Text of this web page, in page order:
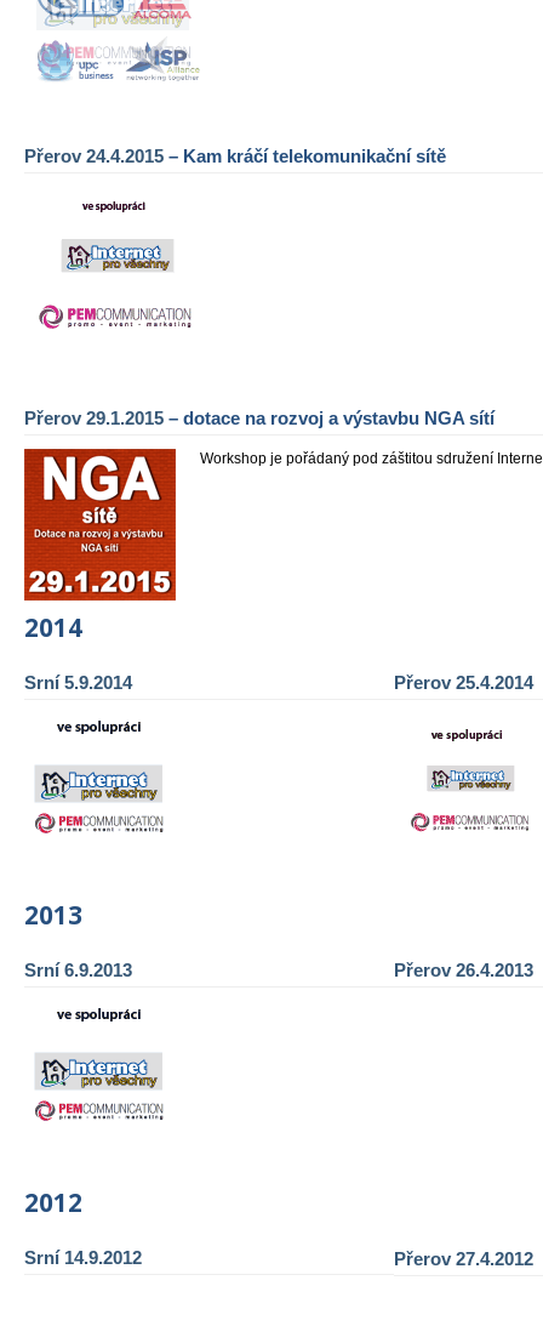
Přerov 24.4.2015 – Kam kráčí telekomunikační sítě
Přerov 29.1.2015 – dotace na rozvoj a výstavbu NGA sítí
Workshop je pořádaný pod záštitou sdružení
2014
Srní 5.9.2014 Přerov 25.4.2014
2013
Srní 6.9.2013 Přerov 26.4.2013
2012
Srní 14.9.2012 Přerov 27.4.2012